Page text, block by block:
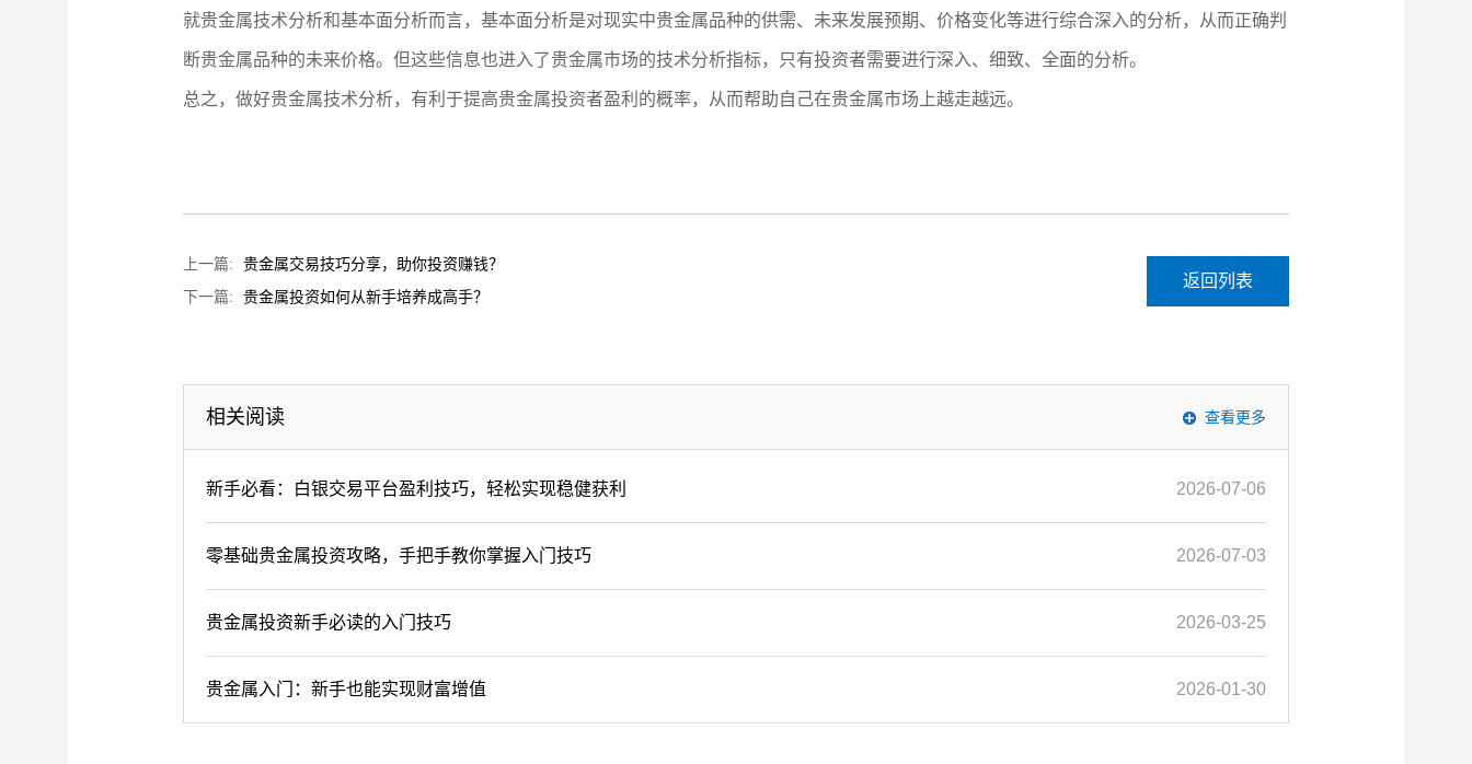
就贵金属技术分析和基本面分析而言，基本面分析是对现实中贵金属品种的供需、未来发展预期、价格变化等进行综合深入的分析，从而正确判
断贵金属品种的未来价格。但这些信息也进入了贵金属市场的技术分析指标，只有投资者需要进行深入、细致、全面的分析。
总之，做好贵金属技术分析，有利于提高贵金属投资者盈利的概率，从而帮助自己在贵金属市场上越走越远。
上一篇:
贵金属交易技巧分享，助你投资赚钱？
下一篇:
贵金属投资如何从新手培养成高手？
返回列表
相关阅读 查看更多
新手必看：白银交易平台盈利技巧，轻松实现稳健获利 2026-07-06
零基础贵金属投资攻略，手把手教你掌握入门技巧 2026-07-03
贵金属投资新手必读的入门技巧 2026-03-25
贵金属入门：新手也能实现财富增值 2026-01-30